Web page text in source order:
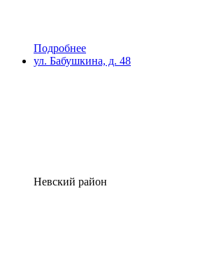
Подробнее
ул. Бабушкина, д. 48
Невский район